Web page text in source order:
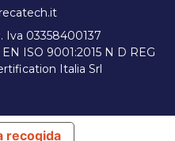
Iva 03358400137
ISO 9001:2015 N D REG
Italia Srl
recogida